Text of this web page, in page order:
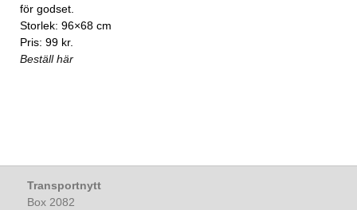
för godset.
Storlek: 96×68 cm
Pris: 99 kr.
Beställ här
Transportnytt
Box 2082